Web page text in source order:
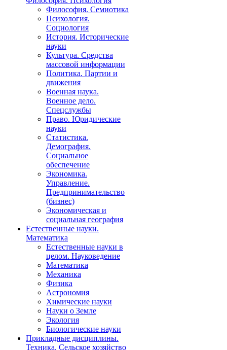
Философия. Семиотика
Психология.
Социология
История. Исторические
науки
Культура. Средства
массовой информации
Политика. Партии и
движения
Военная наука.
Военное дело.
Спецслужбы
Право. Юридические
науки
Статистика.
Демография.
Социальное
обеспечение
Экономика.
Управление.
Предпринимательство
(бизнес)
Экономическая и
социальная география
Естественные науки.
Математика
Естественные науки в
целом. Науковедение
Математика
Механика
Физика
Астрономия
Химические науки
Науки о Земле
Экология
Биологические науки
Прикладные дисциплины.
Техника. Сельское хозяйство